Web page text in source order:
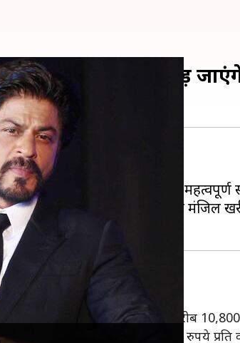
घर, कीमत सुनकर उड़
हैं।
रियल एस्टेट पोर्टफोलियो में एक महत्वपूर्ण
इमारत की दूसरी और तीसरी मंजिल
वर्ग गज के भूखंड पर बना है, जो करीब
जमीन की कीमत लगभग 34,260 रुपये प्रति